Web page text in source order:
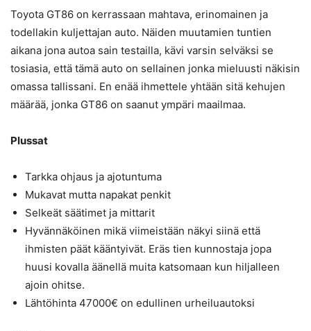
Toyota GT86 on kerrassaan mahtava, erinomainen ja
todellakin kuljettajan auto. Näiden muutamien tuntien
aikana jona autoa sain testailla, kävi varsin selväksi se
tosiasia, että tämä auto on sellainen jonka mieluusti näkisin
omassa tallissani. En enää ihmettele yhtään sitä kehujen
määrää, jonka GT86 on saanut ympäri maailmaa.
Plussat
Tarkka ohjaus ja ajotuntuma
Mukavat mutta napakat penkit
Selkeät säätimet ja mittarit
Hyvännäköinen mikä viimeistään näkyi siinä että
ihmisten päät kääntyivät. Eräs tien kunnostaja jopa
huusi kovalla äänellä muita katsomaan kun hiljalleen
ajoin ohitse.
Lähtöhinta 47000€ on edullinen urheiluautoksi